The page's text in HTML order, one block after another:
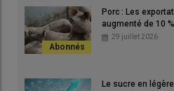
économique.
Quideos s’inspire
assurances
Le principe repose sur des produits
Porc : Les
augmenté de 10
29 juillet 2026
Le sucre en